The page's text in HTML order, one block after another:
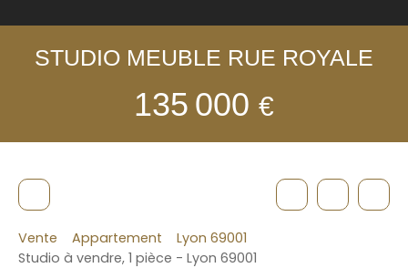
STUDIO MEUBLE RUE ROYALE
135 000 €
Vente Appartement
Lyon 69001
Studio à vendre, 1 pièce - Lyon 69001